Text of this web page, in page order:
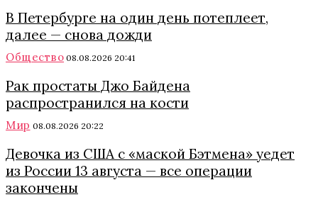
В Петербурге на один день потеплеет,
далее — снова дожди
Общество 08.08.2026 20:41
Рак простаты Джо Байдена
распространился на кости
Мир 08.08.2026 20:22
Девочка из США с «маской Бэтмена» уедет
из России 13 августа — все операции
закончены